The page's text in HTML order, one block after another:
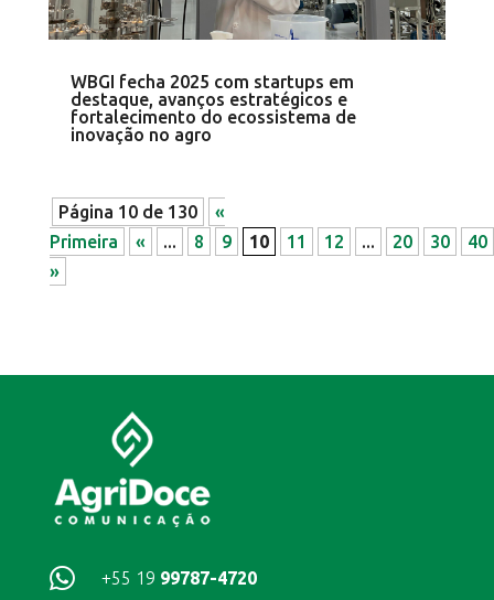
WBGI fecha 2025 com startups em
destaque, avanços estratégicos e
fortalecimento do ecossistema de
inovação no agro
Página 10 de 130
«
Primeira
« ... 8 9 10 11 12 ... 20 30
40
»
 +55 19 99787-4720